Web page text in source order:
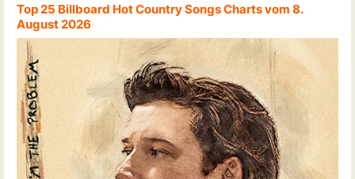
Top 25 Billboard Hot Country Songs Charts vom 8.
August 2026